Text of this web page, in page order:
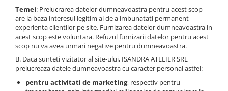
Temei: Prelucrarea datelor dumneavoastra pentru acest scop
are la baza interesul legitim al de a imbunatati permanent
experienta clientilor pe site. Furnizarea datelor dumneavoastra in
acest scop este voluntara. Refuzul furnizarii datelor pentru acest
scop nu va avea urmari negative pentru dumneavoastra.
B. Daca sunteti vizitator al site-ului, ISANDRA ATELIER SRL
prelucreaza datele dumneavoastra cu caracter personal astfel:
pentru activitati de marketing, respectiv pentru